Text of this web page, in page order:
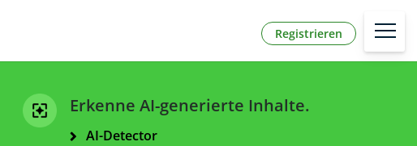
Registrieren
Erkenne AI-generierte Inhalte.
AI-Detector